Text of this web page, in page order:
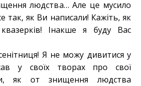
людства… Але це мусило
так, як Ви написали! Кажіть, як
Інакше я буду Вас
Я не можу дивитися у
у своїх творах про свої
як от знищення людства